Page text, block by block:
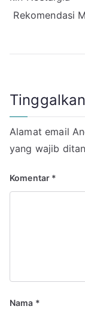
pos
Rekomendasi
Alamat email
yang wajib
Komentar *
Nama *